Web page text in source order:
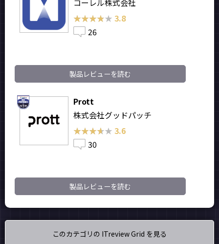
★★★★★
★★★★★ 3.8
26
製品レビューを読む
Prott
株式会社グッドパッチ
★★★★★
★★★★★ 3.6
30
製品レビューを読む
このカテゴリの ITreview Grid を見る